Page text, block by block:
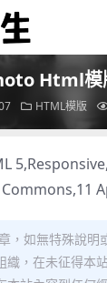
Html模
HTML模版
，如無特殊說明
織，在未征得本